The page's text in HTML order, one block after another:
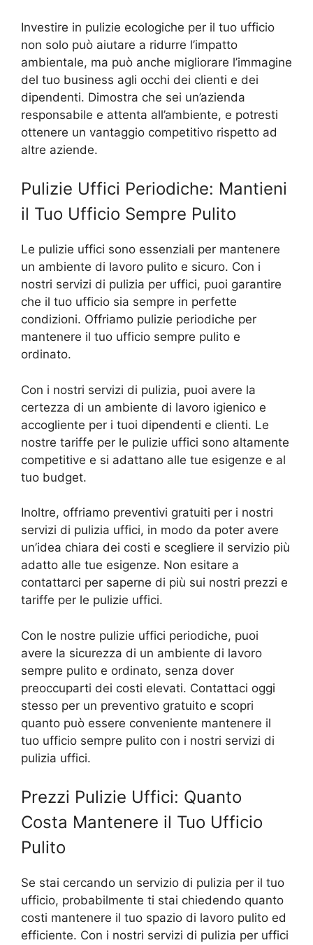
Investire in pulizie ecologiche per il tuo ufficio
non solo può aiutare a ridurre l’impatto
ambientale, ma può anche migliorare l’immagine
del tuo business agli occhi dei clienti e dei
dipendenti. Dimostra che sei un’azienda
responsabile e attenta all’ambiente, e potresti
ottenere un vantaggio competitivo rispetto ad
altre aziende.
Pulizie Uffici Periodiche: Mantieni
il Tuo Ufficio Sempre Pulito
Le pulizie uffici sono essenziali per mantenere
un ambiente di lavoro pulito e sicuro. Con i
nostri servizi di pulizia per uffici, puoi garantire
che il tuo ufficio sia sempre in perfette
condizioni. Offriamo pulizie periodiche per
mantenere il tuo ufficio sempre pulito e
ordinato.
Con i nostri servizi di pulizia, puoi avere la
certezza di un ambiente di lavoro igienico e
accogliente per i tuoi dipendenti e clienti. Le
nostre tariffe per le pulizie uffici sono altamente
competitive e si adattano alle tue esigenze e al
tuo budget.
Inoltre, offriamo preventivi gratuiti per i nostri
servizi di pulizia uffici, in modo da poter avere
un’idea chiara dei costi e scegliere il servizio più
adatto alle tue esigenze. Non esitare a
contattarci per saperne di più sui nostri prezzi e
tariffe per le pulizie uffici.
Con le nostre pulizie uffici periodiche, puoi
avere la sicurezza di un ambiente di lavoro
sempre pulito e ordinato, senza dover
preoccuparti dei costi elevati. Contattaci oggi
stesso per un preventivo gratuito e scopri
quanto può essere conveniente mantenere il
tuo ufficio sempre pulito con i nostri servizi di
pulizia uffici.
Prezzi Pulizie Uffici: Quanto
Costa Mantenere il Tuo Ufficio
Pulito
Se stai cercando un servizio di pulizia per il tuo
ufficio, probabilmente ti stai chiedendo quanto
costi mantenere il tuo spazio di lavoro pulito ed
efficiente. Con i nostri servizi di pulizia per uffici